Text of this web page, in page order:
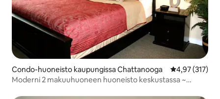
Condo-huoneisto kaupungissa Chattanooga
4,97 (317)
Moderni 2 makuuhuoneen huoneisto keskustassa ~